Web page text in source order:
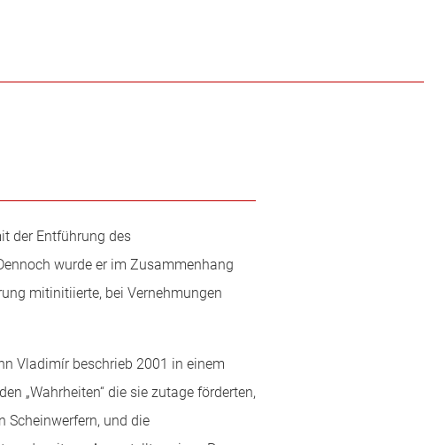
der Entführung des
wurde er im Zusammenhang
mitinitiierte, bei Vernehmungen
Vladimír beschrieb 2001 in einem
„Wahrheiten“ die sie zutage förderten,
Scheinwerfern, und die